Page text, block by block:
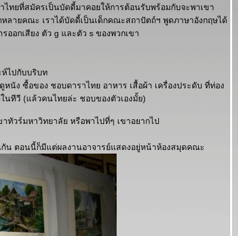
ทยที่สมัครเป็นบัดดี้มาคอยให้การต้อนรับพร้อมกับจะพาเขา
ลายคณะ เราได้บัดดี้เป็นเด็กคณะสถาปัตถ์ฯ พูดภาษาอังกฤษได้
อกเสียง ตัว g และตัว s ของพวกเขา
ห์ไปกับบริบท
นัง ซื้อของ ชอบดาราไทย อาหาร เสื้อผ้า เครื่องประดับ ที่ท่อง
ในทีวี (แล้วคนไทยล่ะ ชอบของตัวเองมั้ย)
ทัวร์มหาวิทยาลัย หรือพาไปที่ๆ เขาอยากไป
นกัน ตอนนี้ก็มีแต่ผลงานอาจารย์แสดงอยู่หน้าห้องสมุดคณะ